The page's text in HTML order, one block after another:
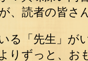
、読者の皆さ
る「先生」が
りずっと、お